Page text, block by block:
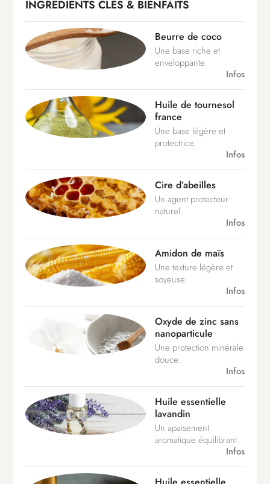
INGRÉDIENTS CLÉS & BIENFAITS
Beurre de coco
Une base riche et
enveloppante.
Infos
Huile de tournesol
france
Une base légère et
protectrice.
Infos
Cire d’abeilles
Un agent protecteur
naturel.
Infos
Amidon de maïs
Une texture légère et
soyeuse.
Infos
Oxyde de zinc sans
nanoparticule
Une protection minérale
douce.
Infos
Huile essentielle
lavandin
Un apaisement
aromatique équilibrant.
Infos